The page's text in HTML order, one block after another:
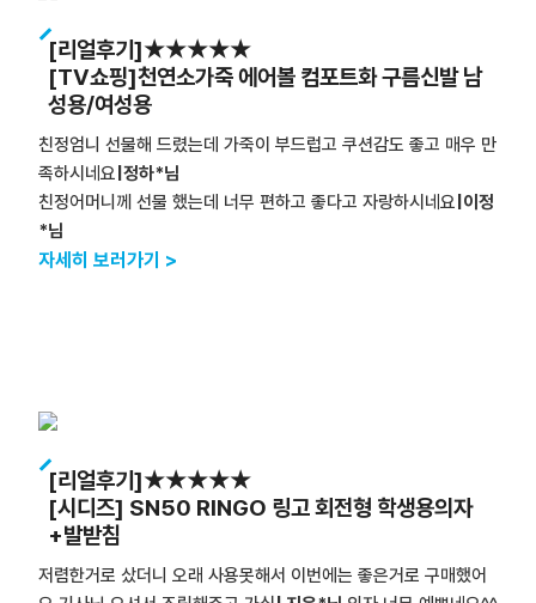
[리얼후기]★★★★★
[TV쇼핑]천연소가죽 에어볼 컴포트화 구름신발 남
성용/여성용
친정엄니 선물해 드렸는데 가죽이 부드럽고 쿠션감도 좋고 매우 만
족하시네요 |정하*님
친정어머니께 선물 했는데 너무 편하고 좋다고 자랑하시네요 |이정
*님
자세히 보러가기 >
[리얼후기]★★★★★
[시디즈] SN50 RINGO 링고 회전형 학생용의자
+발받침
저렴한거로 샀더니 오래 사용못해서 이번에는 좋은거로 구매했어